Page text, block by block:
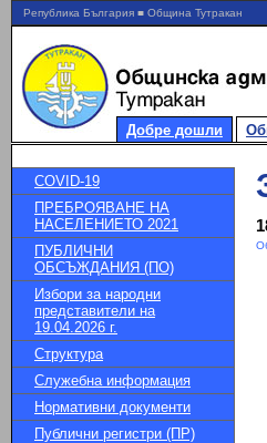
Република България ■ Община Тутракан
Добре дошли
COVID-19
ПРЕБРОЯВАНЕ НА
НАСЕЛЕНИЕТО 2021
ПУБЛИЧНИ
ОБСЪЖДАНИЯ (ПО)
Избори за народни
представители на
19.04.2026 г.
Структура
Служебна информация
Нормативни документи
Публични регистри (ПР)